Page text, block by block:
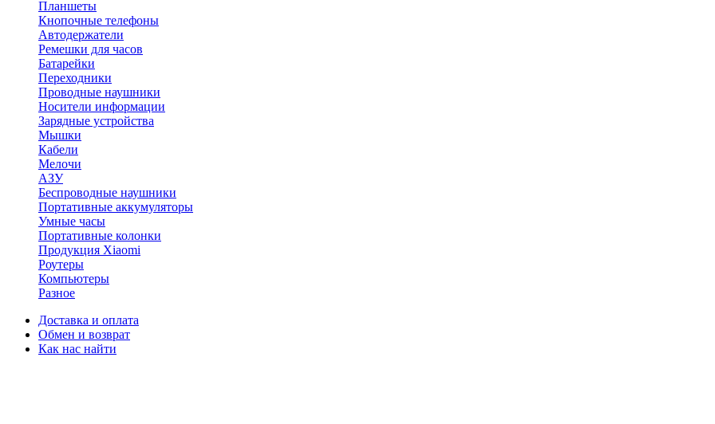
Планшеты
Кнопочные телефоны
Автодержатели
Ремешки для часов
Батарейки
Переходники
Проводные наушники
Носители информации
Зарядные устройства
Мышки
Кабели
Мелочи
АЗУ
Беспроводные наушники
Портативные аккумуляторы
Умные часы
Портативные колонки
Продукция Xiaomi
Роутеры
Компьютеры
Разное
Доставка и оплата
Обмен и возврат
Как нас найти